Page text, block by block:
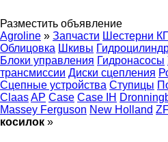
Разместить объявление
Agroline » Запчасти Шестерни
Облицовка Шкивы
Блоки управления Гидронасосы
трансмиссии Диски сцепления
Сцепные устройства Ступицы
ClaasAP Case Case IH
Massey Ferguson New Holland
косилок »